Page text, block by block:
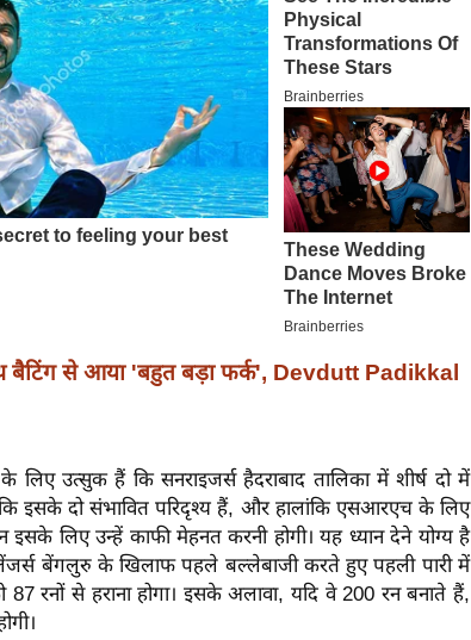
से आया 'बहुत बड़ा फर्क', Devdutt Padikkal
उत्सुक हैं कि सनराइजर्स हैदराबाद तालिका में शीर्ष दो में
इसके दो संभावित परिदृश्य हैं, और हालांकि एसआरएच के लिए
लिए उन्हें काफी मेहनत करनी होगी। यह ध्यान देने योग्य है
बेंगलुरु के खिलाफ पहले बल्लेबाजी करते हुए पहली पारी में
रनों से हराना होगा। इसके अलावा, यदि वे 200 रन बनाते हैं,